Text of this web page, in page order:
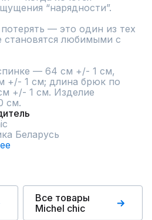
“нарядности”.
— это один из тех
становятся любимыми с
+/- 1 см; длина брюк по
+/- 1 см. Изделие
см.
Беларусь
Все товары
Michel chic